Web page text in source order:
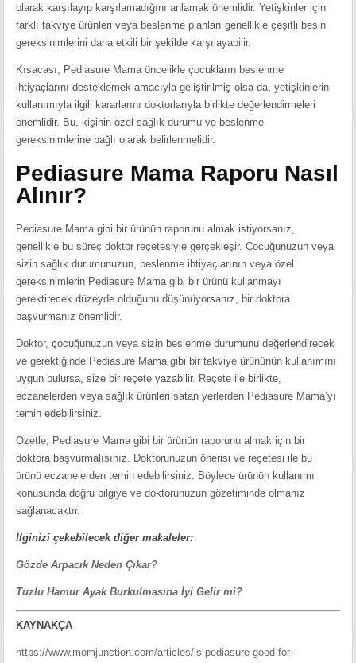
olarak karşılayıp karşılamadığını anlamak önemlidir. Yetişkinler için
farklı takviye ürünleri veya beslenme planları genellikle çeşitli besin
gereksinimlerini daha etkili bir şekilde karşılayabilir.
Kısacası, Pediasure Mama öncelikle çocukların beslenme
ihtiyaçlarını desteklemek amacıyla geliştirilmiş olsa da, yetişkinlerin
kullanımıyla ilgili kararlarını doktorlarıyla birlikte değerlendirmeleri
önemlidir. Bu, kişinin özel sağlık durumu ve beslenme
gereksinimlerine bağlı olarak belirlenmelidir.
Pediasure Mama Raporu Nasıl
Alınır?
Pediasure Mama gibi bir ürünün raporunu almak istiyorsanız,
genellikle bu süreç doktor reçetesiyle gerçekleşir. Çocuğunuzun veya
sizin sağlık durumunuzun, beslenme ihtiyaçlarının veya özel
gereksinimlerin Pediasure Mama gibi bir ürünü kullanmayı
gerektirecek düzeyde olduğunu düşünüyorsanız, bir doktora
başvurmanız önemlidir.
Doktor, çocuğunuzun veya sizin beslenme durumunu değerlendirecek
ve gerektiğinde Pediasure Mama gibi bir takviye ürününün kullanımını
uygun bulursa, size bir reçete yazabilir. Reçete ile birlikte,
eczanelerden veya sağlık ürünleri satan yerlerden Pediasure Mama’yı
temin edebilirsiniz.
Özetle, Pediasure Mama gibi bir ürünün raporunu almak için bir
doktora başvurmalısınız. Doktorunuzun önerisi ve reçetesi ile bu
ürünü eczanelerden temin edebilirsiniz. Böylece ürünün kullanımı
konusunda doğru bilgiye ve doktorunuzun gözetiminde olmanız
sağlanacaktır.
İlginizi çekebilecek diğer makaleler:
Gözde Arpacık Neden Çıkar?
Tuzlu Hamur Ayak Burkulmasına İyi Gelir mi?
KAYNAKÇA
https://www.momjunction.com/articles/is-pediasure-good-for-